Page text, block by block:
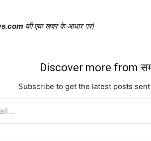
की एक खबर के आधार पर)
Discover more from
Subscribe to get the latest posts